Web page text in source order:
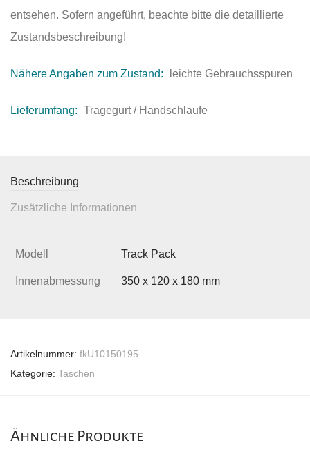
entsehen. Sofern angeführt, beachte bitte die detaillierte
Zustandsbeschreibung!
Nähere Angaben zum Zustand: leichte Gebrauchsspuren
Lieferumfang: Tragegurt / Handschlaufe
Beschreibung
Zusätzliche Informationen
Modell Track Pack
Innenabmessung 350 x 120 x 180 mm
Artikelnummer: fkU10150195
Kategorie: Taschen
Ähnliche Produkte